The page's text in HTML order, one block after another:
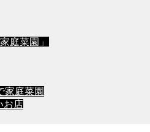
庭菜園」
家庭菜園
お店